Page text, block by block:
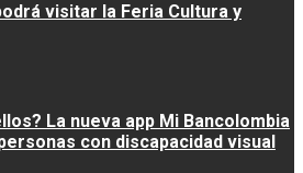
visitar la Feria Cultura y
La nueva app Mi Bancolombia
con discapacidad visual